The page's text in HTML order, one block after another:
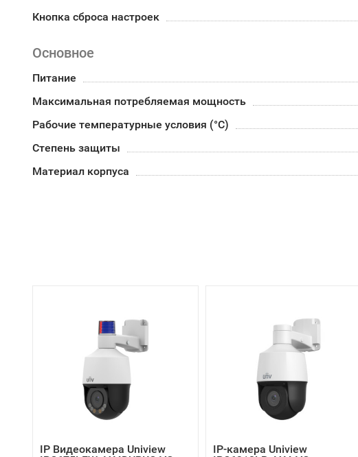
Кнопка сброса настроек
Основное
Питание
Максимальная потребляемая мощность
Рабочие температурные условия (°С)
Степень защиты
Материал корпуса
IP Видеокамера Uniview
IP-камера Uniview